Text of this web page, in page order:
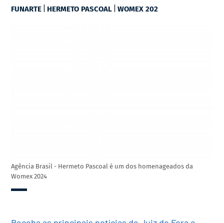
FUNARTE | HERMETO PASCOAL |WOMEX 202
Agência Brasil - Hermeto Pascoal é um dos homenageados da
Womex 2024